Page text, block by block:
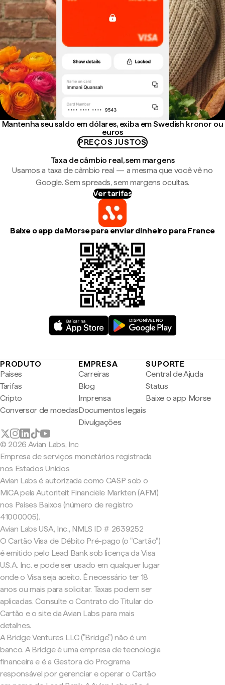
Mantenha seu saldo em dólares, exiba em Swedish kronor ou
euros
PREÇOS JUSTOS
Taxa de câmbio real, sem margens
Usamos a taxa de câmbio real — a mesma que você vê no
Google. Sem spreads, sem margens ocultas.
Ver tarifas
Baixe o app da Morse para enviar dinheiro para France
PRODUTO
Países
Tarifas
Cripto
Conversor de moedas
EMPRESA
Carreiras
Blog
Imprensa
Documentos legais
Divulgações
SUPORTE
Central de Ajuda
Status
Baixe o app Morse
© 2026 Avian Labs, Inc
Empresa de serviços monetários registrada
nos Estados Unidos
Avian Labs é autorizada como CASP sob o
MiCA pela Autoriteit Financiële Markten (AFM)
nos Países Baixos (número de registro
41000005).
Avian Labs USA, Inc., NMLS ID # 2639252
O Cartão Visa de Débito Pré-pago (o "Cartão")
é emitido pelo Lead Bank sob licença da Visa
U.S.A. Inc. e pode ser usado em qualquer lugar
onde o Visa seja aceito. É necessário ter 18
anos ou mais para solicitar. Taxas podem ser
aplicadas. Consulte o Contrato do Titular do
Cartão e o site da Avian Labs para mais
detalhes.
A Bridge Ventures LLC ("Bridge") não é um
banco. A Bridge é uma empresa de tecnologia
financeira e é a Gestora do Programa
responsável por gerenciar e operar o Cartão